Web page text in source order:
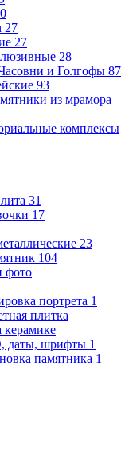
27
27
28
и Голгофы 87
93
из мрамора
комплексы
31
17
23
104
фото
портрета 1
плитка
керамике
шрифты 1
памятника 1